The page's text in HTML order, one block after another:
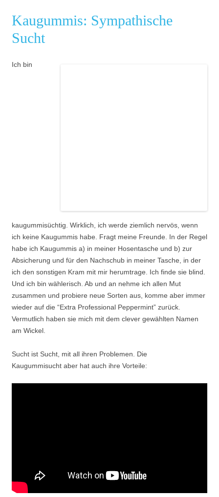
Kaugummis: Sympathische
Sucht
Ich bin
kaugummisüchtig. Wirklich, ich werde ziemlich nervös, wenn
ich keine Kaugummis habe. Fragt meine Freunde. In der Regel
habe ich Kaugummis a) in meiner Hosentasche und b) zur
Absicherung und für den Nachschub in meiner Tasche, in der
ich den sonstigen Kram mit mir herumtrage. Ich finde sie blind.
Und ich bin wählerisch. Ab und an nehme ich allen Mut
zusammen und probiere neue Sorten aus, komme aber immer
wieder auf die “Extra Professional Peppermint” zurück.
Vermutlich haben sie mich mit dem clever gewählten Namen
am Wickel.
Sucht ist Sucht, mit all ihren Problemen. Die
Kaugummisucht aber hat auch ihre Vorteile: